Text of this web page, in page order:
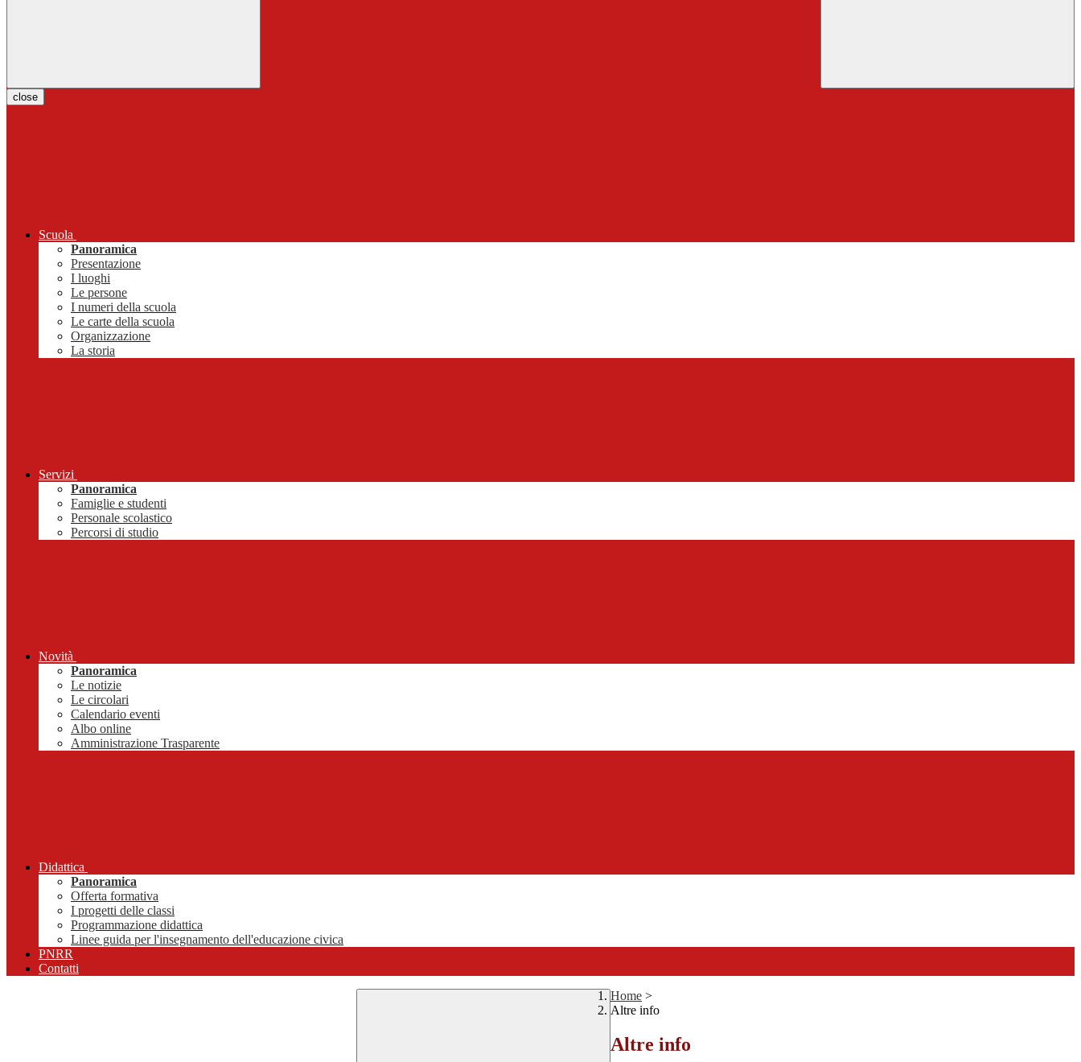
close
Scuola
Panoramica
Presentazione
I luoghi
Le persone
I numeri della scuola
Le carte della scuola
Organizzazione
La storia
Servizi
Panoramica
Famiglie e studenti
Personale scolastico
Percorsi di studio
Novità
Panoramica
Le notizie
Le circolari
Calendario eventi
Albo online
Amministrazione Trasparente
Didattica
Panoramica
Offerta formativa
I progetti delle classi
Programmazione didattica
Linee guida per l'insegnamento dell'educazione civica
PNRR
Contatti
Home >
Altre info
Altre info